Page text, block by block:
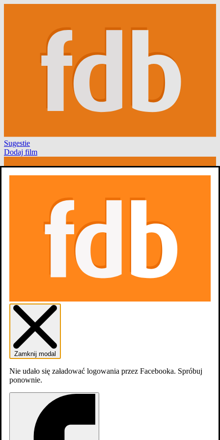
Sugestie
Dodaj film
Zaloguj sięZałóź konto
Zamknij modal
Nie udało się załadować logowania przez Facebooka. Spróbuj
ponownie.